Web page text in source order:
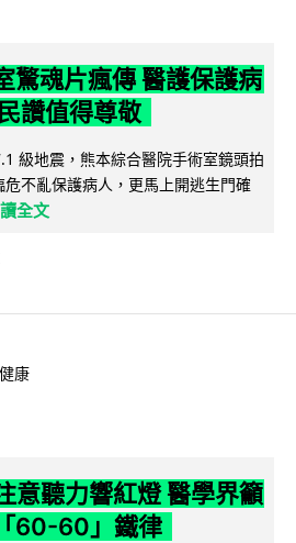
驚魂片瘋傳 醫護保護病
讚值得尊敬
級地震，熊本綜合醫院手術室鏡頭拍
不亂保護病人，更馬上開逃生門確
全文
健康
意聽力響紅燈 醫學界籲
60-60」鐵律